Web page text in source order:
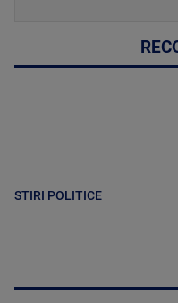
STIRI POLITICE